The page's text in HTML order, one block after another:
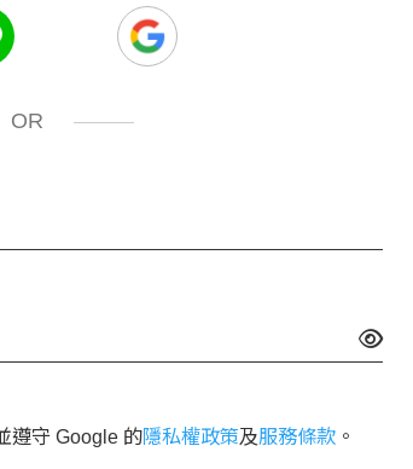
OR
遵守 Google 的隱私權政策及服務條款 。